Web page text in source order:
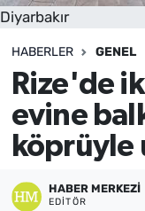
Diyarbakır
HABERLER GENEL
Rize'de
evine
köprüyle
HABER MERKEZI
EDITÖR